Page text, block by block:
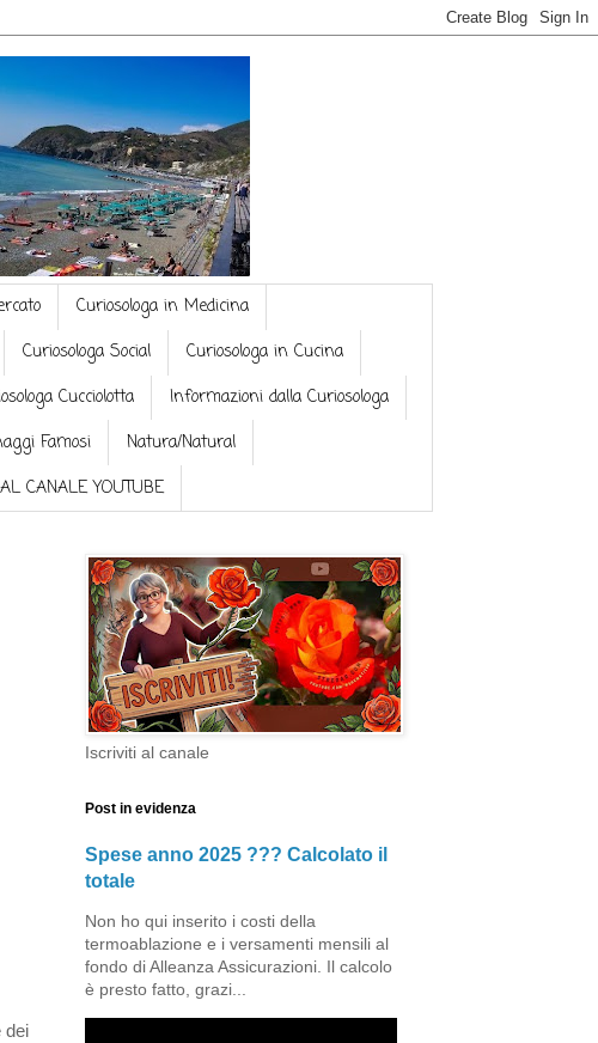
Curiosologa in Medicina
Curiosologa Social
Curiosologa in Cucina
Cucciolotta
Informazioni dalla Curiosologa
Famosi
Natura/Natural
CANALE YOUTUBE
dei
Iscriviti al canale
Post in evidenza
Spese anno 2025 ??? Calcolato il
totale
Non ho qui inserito i costi della
termoablazione e i versamenti mensili al
fondo di Alleanza Assicurazioni. Il calcolo
è presto fatto, grazi...